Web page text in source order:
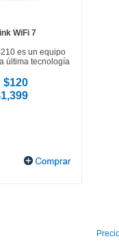
WiFi 7
es un equipo
última tecnología
$120